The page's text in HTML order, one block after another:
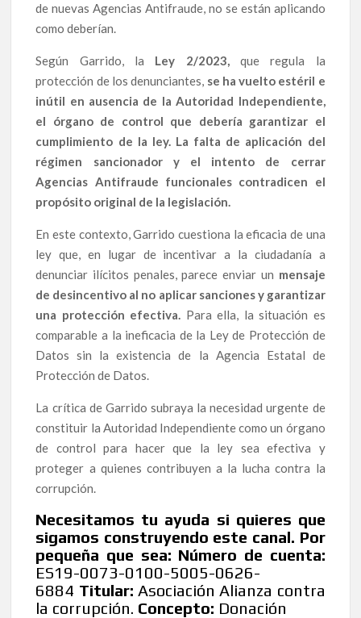
de nuevas Agencias Antifraude, no se están aplicando
como deberían.
Según Garrido, la Ley 2/2023,que regula la
protección de los denunciantes, se ha vuelto estéril e
inútil en ausencia de la Autoridad Independiente,
el órgano de control que debería garantizar el
cumplimiento de la ley. La falta de aplicación del
régimen sancionador y el intento de cerrar
Agencias Antifraude funcionales contradicen el
propósito original de la legislación.
En este contexto, Garrido cuestiona la eficacia de una
ley que, en lugar de incentivar a la ciudadanía a
denunciar ilícitos penales, parece enviar un mensaje
de desincentivo al no aplicar sanciones y garantizar
una protección efectiva. Para ella, la situación es
comparable a la ineficacia de la Ley de Protección de
Datos sin la existencia de la Agencia Estatal de
Protección de Datos.
La crítica de Garrido subraya la necesidad urgente de
constituir la Autoridad Independiente como un órgano
de control para hacer que la ley sea efectiva y
proteger a quienes contribuyen a la lucha contra la
corrupción.
Necesitamos tu ayuda si quieres que
sigamos construyendo este canal. Por
pequeña que sea: Número de cuenta:
ES19-0073-0100-5005-0626-
6884 Titular: Asociación Alianza contra
la corrupción. Concepto: Donación